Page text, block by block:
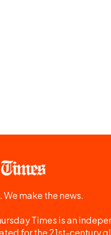
make the news.
Times is an
for the 21st-century